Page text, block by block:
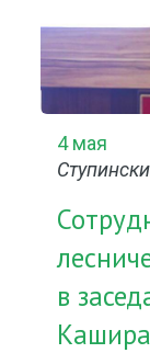
4 мая
в
Кашира